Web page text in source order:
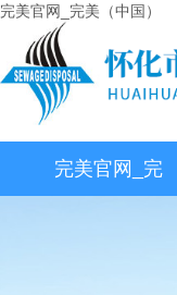
完美官网_完美（中国）
完美官网_完